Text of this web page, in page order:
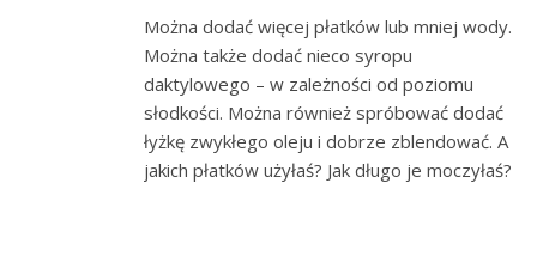
Można dodać więcej płatków lub mniej wody.
Można także dodać nieco syropu
daktylowego – w zależności od poziomu
słodkości. Można również spróbować dodać
łyżkę zwykłego oleju i dobrze zblendować. A
jakich płatków użyłaś? Jak długo je moczyłaś?